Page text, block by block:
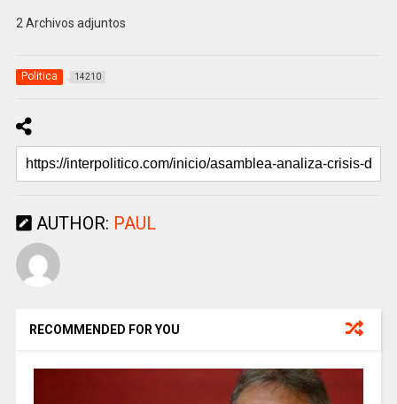
2 Archivos adjuntos
Politica 14210
AUTHOR: PAUL
RECOMMENDED FOR YOU